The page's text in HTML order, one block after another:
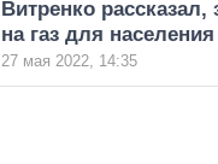
Витренко
на газ для населения
27 мая 2022, 14:35